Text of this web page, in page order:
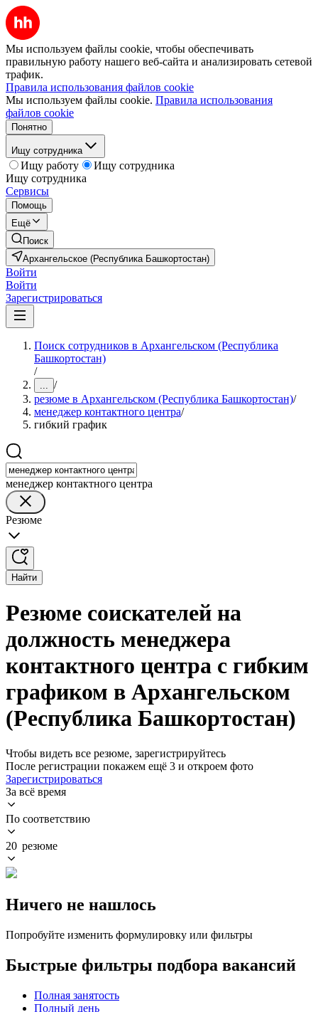
Мы используем файлы cookie, чтобы обеспечивать
правильную работу нашего веб-сайта и анализировать сетевой
трафик.
Правила использования файлов cookie
Мы используем файлы cookie. Правила использования
файлов cookie
Понятно
Ищу сотрудника
Ищу работу
Ищу сотрудника
Ищу сотрудника
Сервисы
Помощь
Ещё
Поиск
Архангельское (Республика Башкортостан)
Войти
Войти
Зарегистрироваться
Поиск сотрудников в Архангельском (Республика
Башкортостан)
/
... /
резюме в Архангельском (Республика Башкортостан)/
менеджер контактного центра/
гибкий график
менеджер контактного центра
Резюме
Найти
Резюме соискателей на
должность менеджера
контактного центра с гибким
графиком в Архангельском
(Республика Башкортостан)
Чтобы видеть все резюме, зарегистрируйтесь
После регистрации покажем ещё 3 и откроем фото
Зарегистрироваться
За всё время
По соответствию
20 резюме
Ничего не нашлось
Попробуйте изменить формулировку или фильтры
Быстрые фильтры подбора вакансий
Полная занятость
Полный день